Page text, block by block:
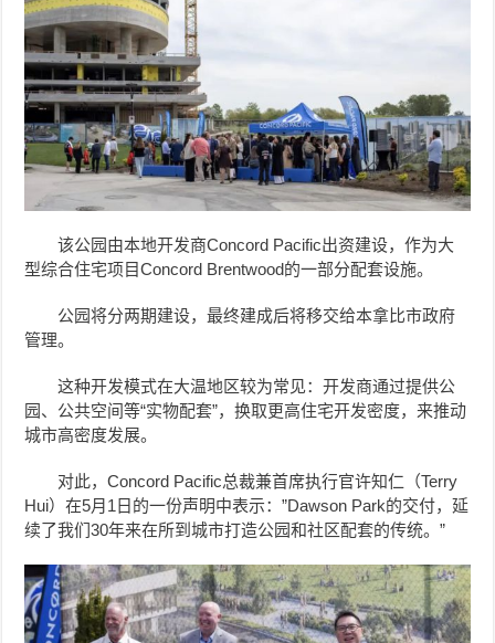
该公园由本地开发商Concord Pacific出资建设，作为大
型综合住宅项目Concord Brentwood的一部分配套设施。
公园将分两期建设，最终建成后将移交给本拿比市政府
管理。
这种开发模式在大温地区较为常见：开发商通过提供公
园、公共空间等“实物配套”，换取更高住宅开发密度，来推动
城市高密度发展。
对此，Concord Pacific总裁兼首席执行官许知仁（Terry
Hui）在5月1日的一份声明中表示：”Dawson Park的交付，延
续了我们30年来在所到城市打造公园和社区配套的传统。”